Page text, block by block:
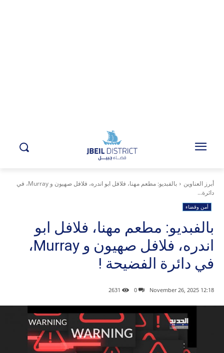
أبرز العناوين
بالفبديو: مطعم مهنا، فلافل ابو اندره، فلافل صهيون و Murray، في
دائرة...
أمن وقضاء
بالفبديو: مطعم مهنا، فلافل ابو
اندره، فلافل صهيون و Murray،
في دائرة الفضيحة !
12:18 2025 ,November 26
0
2631